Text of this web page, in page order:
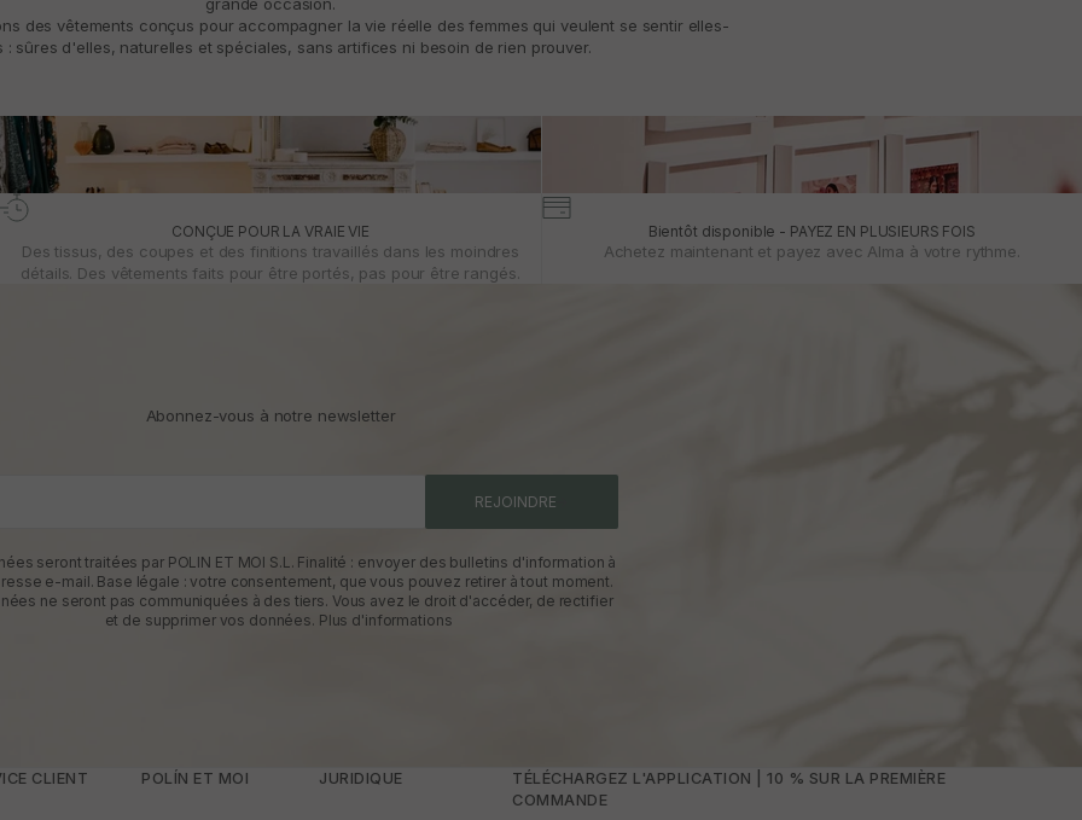
des vêtements conçus pour accompagner la vie réelle des femmes qui veulent se sentir elles-
: sûres d'elles, naturelles et spéciales, sans artifices ni besoin de rien prouver.
CONÇUE POUR LA VRAIE VIE
Des tissus, des coupes et des finitions travaillés dans les moindres
détails. Des vêtements faits pour être portés, pas pour être rangés.
Bientôt disponible - PAYEZ EN PLUSIEURS FOIS
Achetez maintenant et payez avec Alma à votre rythme.
Abonnez-vous à notre newsletter
REJOINDRE
seront traitées par POLIN ET MOI S.L. Finalité : envoyer des bulletins d'information à
e-mail. Base légale : votre consentement, que vous pouvez retirer à tout moment.
ne seront pas communiquées à des tiers. Vous avez le droit d'accéder, de rectifier
et de supprimer vos données. Plus d'informations
CLIENT POLÍN ET MOI JURIDIQUE
TÉLÉCHARGEZ L'APPLICATION | 10 % SUR LA PREMIÈRE
COMMANDE